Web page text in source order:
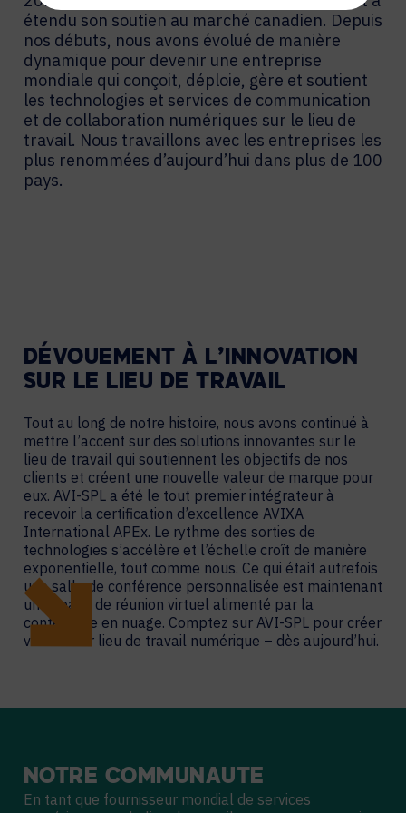
étendu son soutien au marché canadien. Depuis
nos débuts, nous avons évolué de manière
dynamique pour devenir une entreprise
mondiale qui conçoit, déploie, gère et soutient
les technologies et services de communication
et de collaboration numériques sur le lieu de
travail. Nous travaillons avec les entreprises les
plus renommées d’aujourd’hui dans plus de 100
pays.
DÉVOUEMENT À L’INNOVATION
SUR LE LIEU DE TRAVAIL
Tout au long de notre histoire, nous avons continué à
mettre l’accent sur des solutions innovantes sur le
lieu de travail qui soutiennent les objectifs de nos
clients et créent une nouvelle valeur de marque pour
eux. AVI-SPL a été le tout premier intégrateur à
recevoir la certification d’excellence AVIXA
International APEx. Le rythme des sorties de
technologies s’accélère et l’échelle croît de manière
exponentielle, tout comme nous. Ce qui était autrefois
une salle de conférence personnalisée est maintenant
un espace de réunion virtuel alimenté par la
conférence en nuage. Comptez sur AVI-SPL pour créer
votre futur lieu de travail numérique – dès aujourd’hui.
NOTRE COMMUNAUTÉ
En tant que fournisseur mondial de services